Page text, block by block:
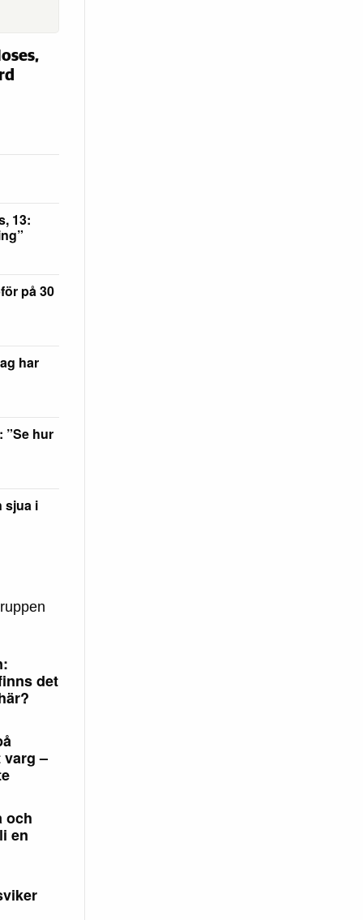
13:
på 30
har
”Se hur
sjua i
det
–
och
en